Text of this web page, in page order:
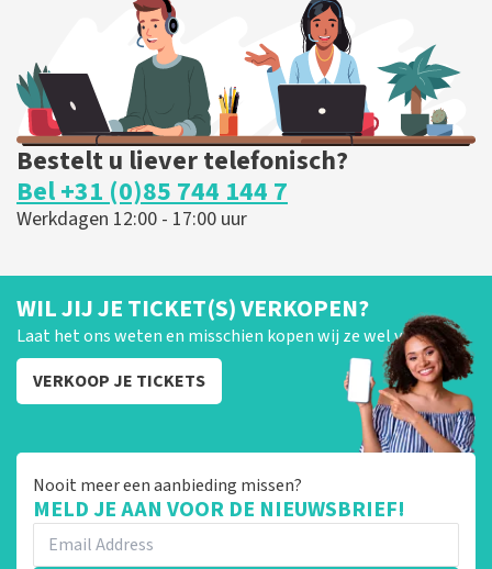
Bestelt u liever telefonisch?
Bel +31 (0)85 744 144 7
Werkdagen 12:00 - 17:00 uur
WIL JIJ JE TICKET(S) VERKOPEN?
Laat het ons weten en misschien kopen wij ze wel van je!
VERKOOP JE TICKETS
Nooit meer een aanbieding missen?
MELD JE AAN VOOR DE NIEUWSBRIEF!